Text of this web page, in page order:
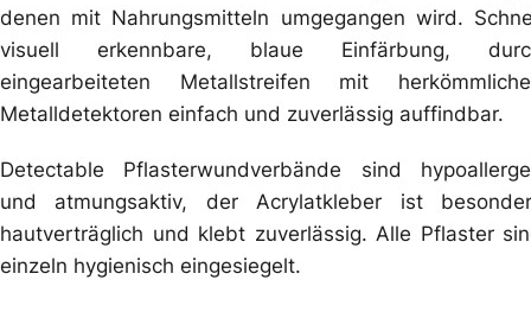
denen mit Nahrungsmitteln umgegangen wird.
visuell erkennbare, blaue Einfärbung,
eingearbeiteten Metallstreifen mit
Metalldetektoren einfach und zuverlässig auffindbar.
Detectable Pflasterwundverbände sind
und atmungsaktiv, der Acrylatkleber ist
hautverträglich und klebt zuverlässig. Alle Pflaster
einzeln hygienisch eingesiegelt.